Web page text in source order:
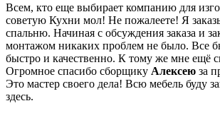
Всем, кто еще выбирает компанию для
советую Кухни мол! Не пожалеете! Я
спальню. Начиная с обсуждения заказа и
монтажом никаких проблем не было. Все
быстро и качественно. К тому же мне ещё
Огромное спасибо сборщику Алексею за
Это мастер своего дела! Всю мебель буду
здесь.